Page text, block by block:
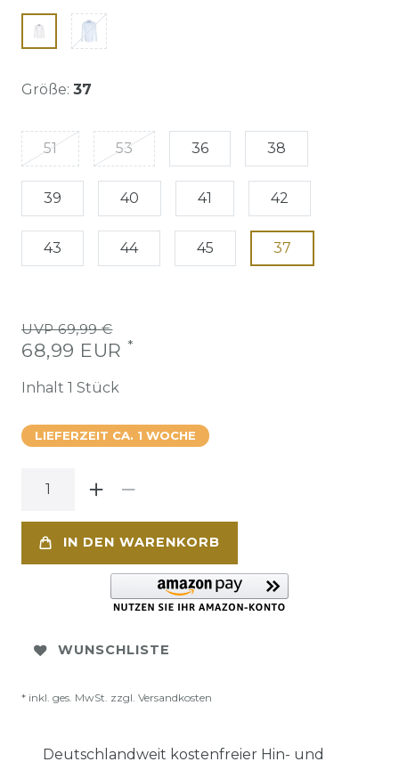
Größe: 37
51 53 36 38
39 40 41 42
43 44 45 37
UVP 69,99 €
68,99 EUR *
Inhalt 1 Stück
LIEFERZEIT CA. 1 WOCHE
IN DEN WARENKORB
WUNSCHLISTE
* inkl. ges. MwSt. zzgl. Versandkosten
Deutschlandweit kostenfreier Hin- und